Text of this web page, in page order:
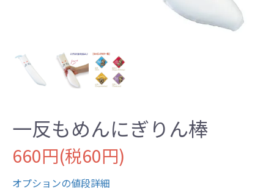
一反もめんにぎりん棒
660円(税60円)
オプションの値段詳細